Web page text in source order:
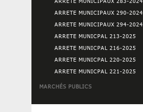
ARRETE MUNICIPAUX 290-2024
ARRETE MUNICIPAUX 294-2024
ARRETE MUNICPAL 213-2025
ARRETE MUNICPAL 216-2025
ARRETE MUNICPAL 220-2025
ARRETE MUNICPAL 221-2025
MARCHÉS PUBLICS